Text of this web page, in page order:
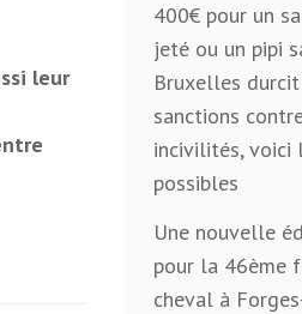
leur
400€ pour un
jeté ou un pipi
Bruxelles durcit
sanctions
incivilités, voici
possibles
Une nouvelle
pour la 46ème
cheval à